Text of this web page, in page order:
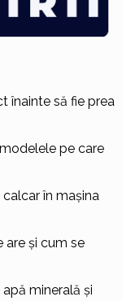
înainte să fie prea
pe care
în mașina
are și cum se
minerală și